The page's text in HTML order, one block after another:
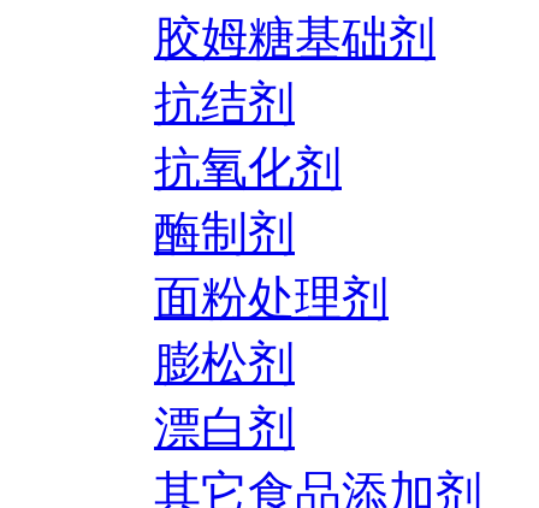
胶姆糖基础剂
抗结剂
抗氧化剂
酶制剂
面粉处理剂
膨松剂
漂白剂
其它食品添加剂